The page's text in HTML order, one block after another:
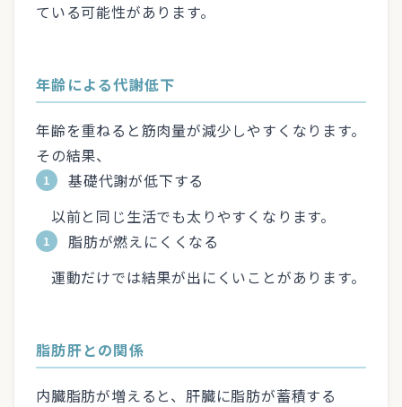
ている可能性があります。
年齢による代謝低下
年齢を重ねると筋肉量が減少しやすくなります。
その結果、
基礎代謝が低下する
以前と同じ生活でも太りやすくなります。
脂肪が燃えにくくなる
運動だけでは結果が出にくいことがあります。
脂肪肝との関係
内臓脂肪が増えると、肝臓に脂肪が蓄積する